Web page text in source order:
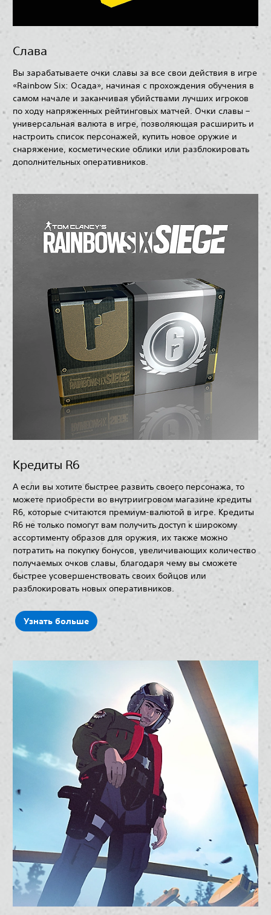
Слава
Вы зарабатываете очки славы за все свои действия в игре
«Rainbow Six: Осада», начиная с прохождения обучения в
самом начале и заканчивая убийствами лучших игроков
по ходу напряженных рейтинговых матчей. Очки славы –
универсальная валюта в игре, позволяющая расширить и
настроить список персонажей, купить новое оружие и
снаряжение, косметические облики или разблокировать
дополнительных оперативников.
Кредиты R6
А если вы хотите быстрее развить своего персонажа, то
можете приобрести во внутриигровом магазине кредиты
R6, которые считаются премиум-валютой в игре. Кредиты
R6 не только помогут вам получить доступ к широкому
ассортименту образов для оружия, их также можно
потратить на покупку бонусов, увеличивающих количество
получаемых очков славы, благодаря чему вы сможете
быстрее усовершенствовать своих бойцов или
разблокировать новых оперативников.
Узнать больше